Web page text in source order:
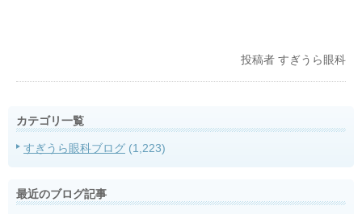
投稿者 すぎうら眼科
カテゴリ一覧
すぎうら眼科ブログ (1,223)
最近のブログ記事